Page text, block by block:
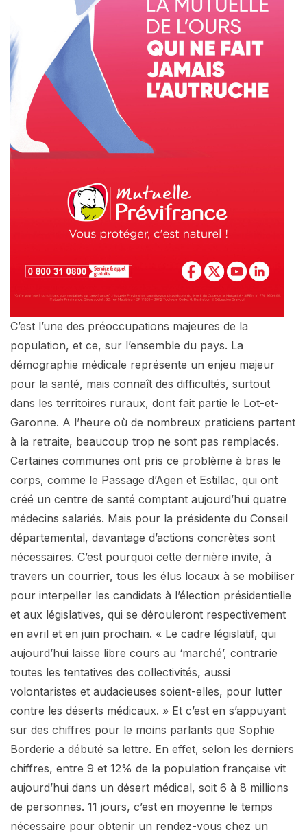
C’est l’une des préoccupations majeures de la
population, et ce, sur l’ensemble du pays. La
démographie médicale représente un enjeu majeur
pour la santé, mais connaît des difficultés, surtout
dans les territoires ruraux, dont fait partie le Lot-et-
Garonne. A l’heure où de nombreux praticiens partent
à la retraite, beaucoup trop ne sont pas remplacés.
Certaines communes ont pris ce problème à bras le
corps, comme le Passage d’Agen et Estillac, qui ont
créé un centre de santé comptant aujourd’hui quatre
médecins salariés. Mais pour la présidente du Conseil
départemental, davantage d’actions concrètes sont
nécessaires. C’est pourquoi cette dernière invite, à
travers un courrier, tous les élus locaux à se mobiliser
pour interpeller les candidats à l’élection présidentielle
et aux législatives, qui se dérouleront respectivement
en avril et en juin prochain. « Le cadre législatif, qui
aujourd’hui laisse libre cours au ‘marché’, contrarie
toutes les tentatives des collectivités, aussi
volontaristes et audacieuses soient-elles, pour lutter
contre les déserts médicaux. » Et c’est en s’appuyant
sur des chiffres pour le moins parlants que Sophie
Borderie a débuté sa lettre. En effet, selon les derniers
chiffres, entre 9 et 12% de la population française vit
aujourd’hui dans un désert médical, soit 6 à 8 millions
de personnes. 11 jours, c’est en moyenne le temps
nécessaire pour obtenir un rendez-vous chez un